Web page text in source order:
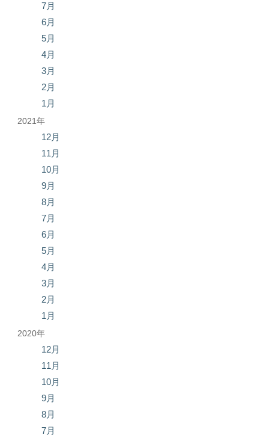
7月
6月
5月
4月
3月
2月
1月
2021年
12月
11月
10月
9月
8月
7月
6月
5月
4月
3月
2月
1月
2020年
12月
11月
10月
9月
8月
7月